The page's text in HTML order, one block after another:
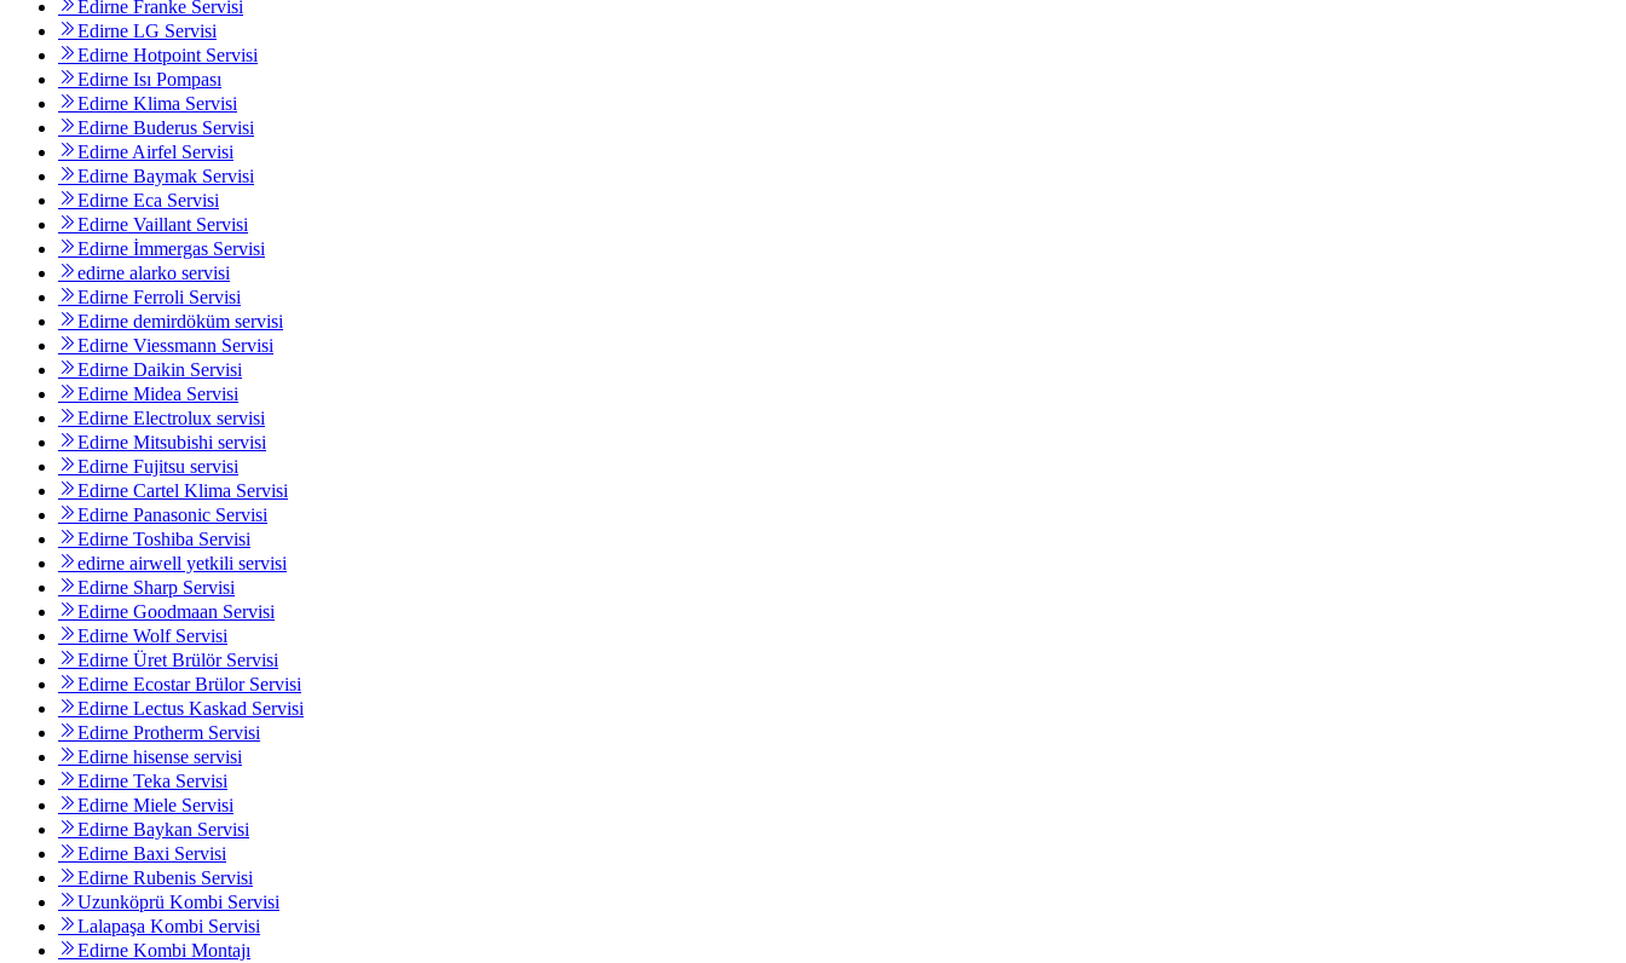
Edirne Franke Servisi
Edirne LG Servisi
Edirne Hotpoint Servisi
Edirne Isı Pompası
Edirne Klima Servisi
Edirne Buderus Servisi
Edirne Airfel Servisi
Edirne Baymak Servisi
Edirne Eca Servisi
Edirne Vaillant Servisi
Edirne İmmergas Servisi
edirne alarko servisi
Edirne Ferroli Servisi
Edirne demirdöküm servisi
Edirne Viessmann Servisi
Edirne Daikin Servisi
Edirne Midea Servisi
Edirne Electrolux servisi
Edirne Mitsubishi servisi
Edirne Fujitsu servisi
Edirne Cartel Klima Servisi
Edirne Panasonic Servisi
Edirne Toshiba Servisi
edirne airwell yetkili servisi
Edirne Sharp Servisi
Edirne Goodmaan Servisi
Edirne Wolf Servisi
Edirne Üret Brülör Servisi
Edirne Ecostar Brülor Servisi
Edirne Lectus Kaskad Servisi
Edirne Protherm Servisi
Edirne hisense servisi
Edirne Teka Servisi
Edirne Miele Servisi
Edirne Baykan Servisi
Edirne Baxi Servisi
Edirne Rubenis Servisi
Uzunköprü Kombi Servisi
Lalapaşa Kombi Servisi
Edirne Kombi Montajı